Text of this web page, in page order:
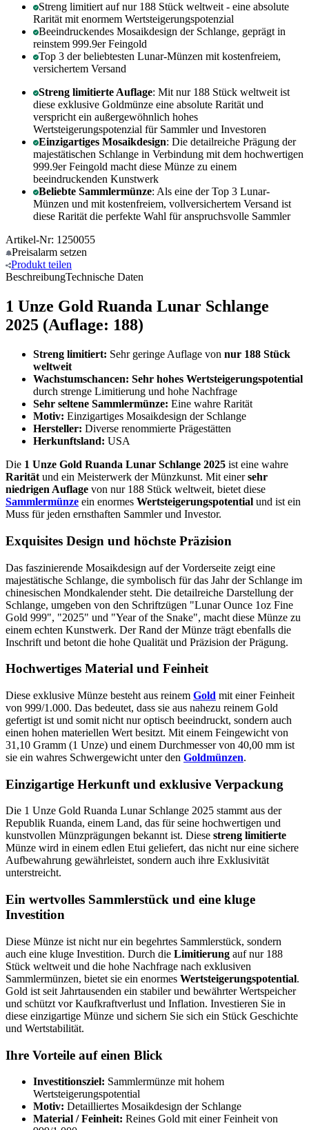
Streng limitiert auf nur 188 Stück weltweit - eine absolute
Rarität mit enormem Wertsteigerungspotenzial
Beeindruckendes Mosaikdesign der Schlange, geprägt in
reinstem 999.9er Feingold
Top 3 der beliebtesten Lunar-Münzen mit kostenfreiem,
versichertem Versand
Streng limitierte Auflage: Mit nur 188 Stück weltweit ist
diese exklusive Goldmünze eine absolute Rarität und
verspricht ein außergewöhnlich hohes
Wertsteigerungspotenzial für Sammler und Investoren
Einzigartiges Mosaikdesign: Die detailreiche Prägung der
majestätischen Schlange in Verbindung mit dem hochwertigen
999.9er Feingold macht diese Münze zu einem
beeindruckenden Kunstwerk
Beliebte Sammlermünze: Als eine der Top 3 Lunar-
Münzen und mit kostenfreiem, vollversichertem Versand ist
diese Rarität die perfekte Wahl für anspruchsvolle Sammler
Artikel-Nr: 1250055
Preisalarm setzen
Produkt teilen
BeschreibungTechnische Daten
1 Unze Gold Ruanda Lunar Schlange
2025 (Auflage: 188)
Streng limitiert: Sehr geringe Auflage von nur 188 Stück
weltweit
Wachstumschancen: Sehr hohes Wertsteigerungspotential
durch strenge Limitierung und hohe Nachfrage
Sehr seltene Sammlermünze: Eine wahre Rarität
Motiv: Einzigartiges Mosaikdesign der Schlange
Hersteller: Diverse renommierte Prägestätten
Herkunftsland: USA
Die 1 Unze Gold Ruanda Lunar Schlange 2025 ist eine wahre
Rarität und ein Meisterwerk der Münzkunst. Mit einersehr
niedrigen Auflage von nur 188 Stück weltweit, bietet diese
Sammlermünze ein enormes Wertsteigerungspotential und ist ein
Muss für jeden ernsthaften Sammler und Investor.
Exquisites Design und höchste Präzision
Das faszinierende Mosaikdesign auf der Vorderseite zeigt eine
majestätische Schlange, die symbolisch für das Jahr der Schlange im
chinesischen Mondkalender steht. Die detailreiche Darstellung der
Schlange, umgeben von den Schriftzügen "Lunar Ounce 1oz Fine
Gold 999", "2025" und "Year of the Snake", macht diese Münze zu
einem echten Kunstwerk. Der Rand der Münze trägt ebenfalls die
Inschrift und betont die hohe Qualität und Präzision der Prägung.
Hochwertiges Material und Feinheit
Diese exklusive Münze besteht aus reinem Gold mit einer Feinheit
von 999/1.000. Das bedeutet, dass sie aus nahezu reinem Gold
gefertigt ist und somit nicht nur optisch beeindruckt, sondern auch
einen hohen materiellen Wert besitzt. Mit einem Feingewicht von
31,10 Gramm (1 Unze) und einem Durchmesser von 40,00 mm ist
sie ein wahres Schwergewicht unter den Goldmünzen.
Einzigartige Herkunft und exklusive Verpackung
Die 1 Unze Gold Ruanda Lunar Schlange 2025 stammt aus der
Republik Ruanda, einem Land, das für seine hochwertigen und
kunstvollen Münzprägungen bekannt ist. Diese streng limitierte
Münze wird in einem edlen Etui geliefert, das nicht nur eine sichere
Aufbewahrung gewährleistet, sondern auch ihre Exklusivität
unterstreicht.
Ein wertvolles Sammlerstück und eine kluge
Investition
Diese Münze ist nicht nur ein begehrtes Sammlerstück, sondern
auch eine kluge Investition. Durch die Limitierung auf nur 188
Stück weltweit und die hohe Nachfrage nach exklusiven
Sammlermünzen, bietet sie ein enormes Wertsteigerungspotential.
Gold ist seit Jahrtausenden ein stabiler und bewährter Wertspeicher
und schützt vor Kaufkraftverlust und Inflation. Investieren Sie in
diese einzigartige Münze und sichern Sie sich ein Stück Geschichte
und Wertstabilität.
Ihre Vorteile auf einen Blick
Investitionsziel: Sammlermünze mit hohem
Wertsteigerungspotential
Motiv: Detailliertes Mosaikdesign der Schlange
Material / Feinheit: Reines Gold mit einer Feinheit von